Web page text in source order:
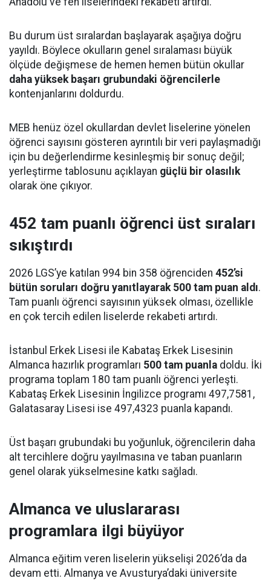
Bu durum üst sıralardan başlayarak aşağıya doğru
yayıldı. Böylece okulların genel sıralaması büyük
ölçüde değişmese de hemen hemen bütün okullar
daha yüksek başarı grubundaki öğrencilerle
kontenjanlarını doldurdu.
MEB henüz özel okullardan devlet liselerine yönelen
öğrenci sayısını gösteren ayrıntılı bir veri paylaşmadığı
için bu değerlendirme kesinleşmiş bir sonuç değil;
yerleştirme tablosunu açıklayan güçlü bir olasılık
olarak öne çıkıyor.
452 tam puanlı öğrenci üst sıraları
sıkıştırdı
2026 LGS’ye katılan 994 bin 358 öğrenciden 452’si
bütün soruları doğru yanıtlayarak 500 tam puan aldı.
Tam puanlı öğrenci sayısının yüksek olması, özellikle
en çok tercih edilen liselerde rekabeti artırdı.
İstanbul Erkek Lisesi ile Kabataş Erkek Lisesinin
Almanca hazırlık programları 500 tam puanla doldu. İki
programa toplam 180 tam puanlı öğrenci yerleşti.
Kabataş Erkek Lisesinin İngilizce programı 497,7581,
Galatasaray Lisesi ise 497,4323 puanla kapandı.
Üst başarı grubundaki bu yoğunluk, öğrencilerin daha
alt tercihlere doğru yayılmasına ve taban puanların
genel olarak yükselmesine katkı sağladı.
Almanca ve uluslararası
programlara ilgi büyüyor
Almanca eğitim veren liselerin yükselişi 2026’da da
devam etti. Almanya ve Avusturya’daki üniversite